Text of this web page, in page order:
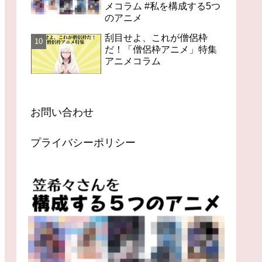
メコラム #私を構成する5つ
のアニメ
刮目せよ、これが僧侶枠
だ！「僧侶枠アニメ」特集
アニメコラム
お問い合わせ
プライバシーポリシー